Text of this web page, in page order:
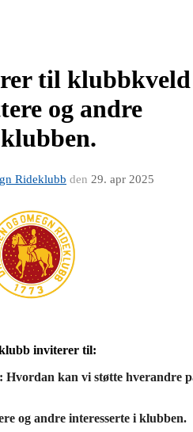
til klubbkveld
og andre
Rideklubb den 29. apr 2025
inviterer til:
kan vi støtte hverandre
og andre interesserte i klubben.